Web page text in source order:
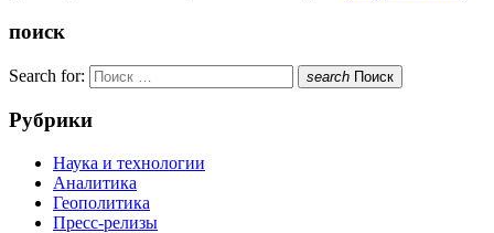
поиск
Search for: search Поиск
Рубрики
Наука и технологии
Аналитика
Геополитика
Пресс-релизы